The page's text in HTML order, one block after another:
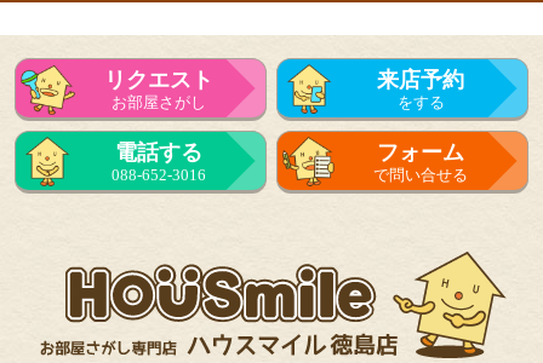
リクエスト
お部屋さがし
来店予約
をする
電話する
088-652-3016
フォーム
で問い合せる